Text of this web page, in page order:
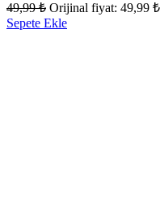
49,99₺ Orijinal fiyat: 49,99
Sepete Ekle